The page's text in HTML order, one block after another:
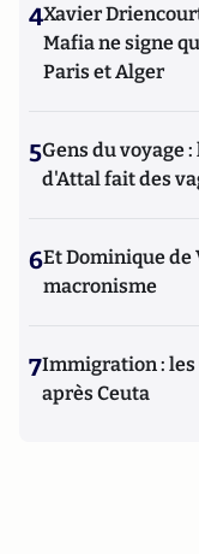
4Xavier
Mafia ne signe
Paris et Alger
5Gens du voyage
d'Attal fait des
6Et Dominique
macronisme
7Immigration :
après Ceuta